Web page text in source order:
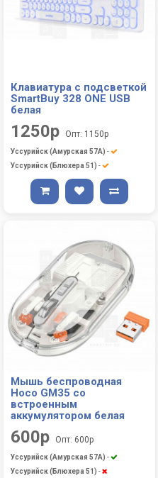
Клавиатура с подсветкой
SmartBuy 328 ONE USB
белая
1250р Опт: 1150р
Уссурийск (Амурская 57А) -
Уссурийск (Блюхера 51) -
Мышь беспроводная
Hoco GM35 со
встроенным
аккумулятором белая
600р Опт: 600р
Уссурийск (Амурская 57А) -
Уссурийск (Блюхера 51) -